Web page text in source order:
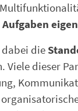
die
Viele dieser